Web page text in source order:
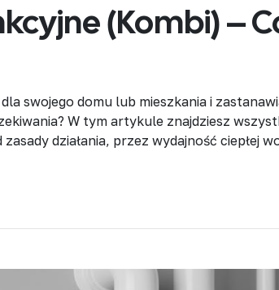
(kombi) –
swojego domu lub mieszkania i
W tym artykule znajdziesz
zasady działania, przez wydajność ciepłej